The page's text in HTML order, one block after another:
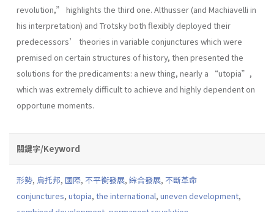
revolution,” highlights the third one. Althusser (and Machiavelli in
his interpretation) and Trotsky both flexibly deployed their
predecessors’ theories in variable conjunctures which were
premised on certain structures of history, then presented the
solutions for the predicaments: a new thing, nearly a “utopia”,
which was extremely difficult to achieve and highly dependent on
opportune moments.
關鍵字/Keyword
形勢, 烏托邦, 國際, 不平衡發展, 綜合發展, 不斷革命
conjunctures, utopia, the international, uneven development,